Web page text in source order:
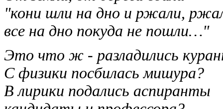
"кони шли на дно и ржали,
все на дно покуда не пошли…"
Это что ж - разладились
С физики посбилась мишура?
В лирики подались аспиранты